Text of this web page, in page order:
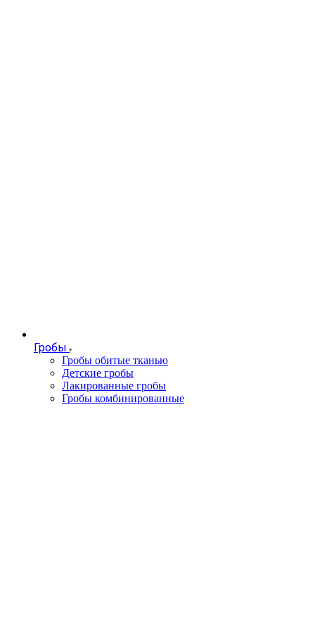
Гробы
Гробы обитые тканью
Детские гробы
Лакированные гробы
Гробы комбинированные